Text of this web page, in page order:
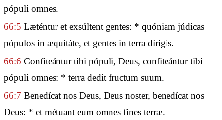
pópuli omnes.
66:5 Læténtur et exsúltent gentes: * quóniam júdicas
pópulos in æquitáte, et gentes in terra dírigis.
66:6 Confiteántur tibi pópuli, Deus, confiteántur tibi
pópuli omnes: * terra dedit fructum suum.
66:7 Benedícat nos Deus, Deus noster, benedícat nos
Deus: * et métuant eum omnes fines terræ.